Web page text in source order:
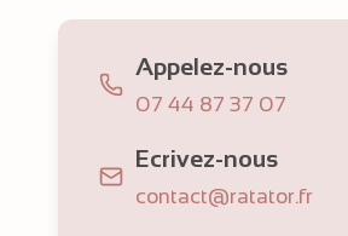
Appelez-nous
07 44 87 37 07
Ecrivez-nous
contact@ratator.fr